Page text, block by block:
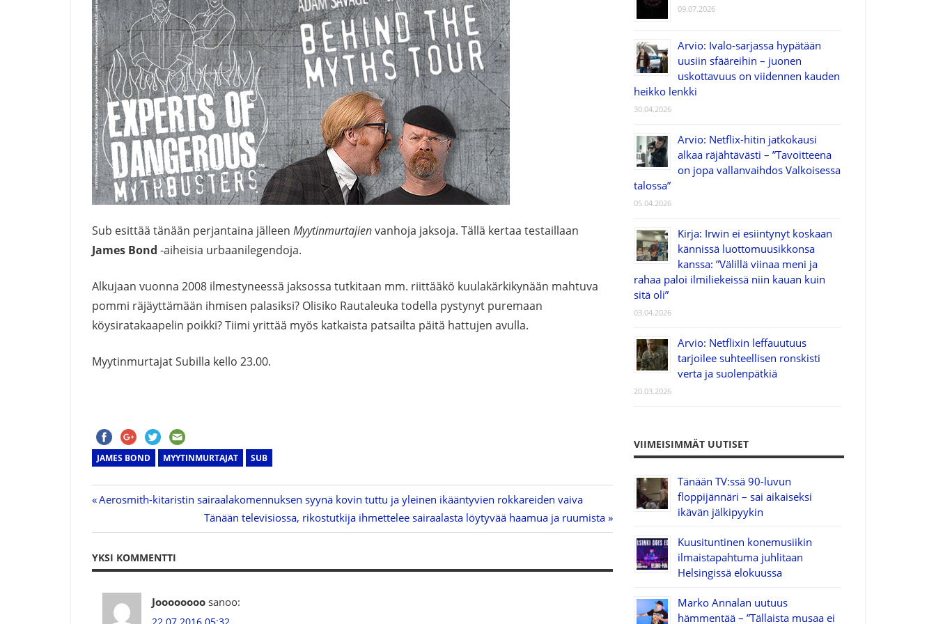
Sub esittää tänään perjantaina jälleen Myytinmurtajienvanhoja jaksoja. Tällä kertaa testaillaan
James Bond -aiheisia urbaanilegendoja.
Alkujaan vuonna 2008 ilmestyneessä jaksossa tutkitaan mm. riittääkö kuulakärkikynään mahtuva
pommi räjäyttämään ihmisen palasiksi? Olisiko Rautaleuka todella pystynyt puremaan
köysiratakaapelin poikki? Tiimi yrittää myös katkaista patsailta päitä hattujen avulla.
Myytinmurtajat Subilla kello 23.00.
JAMES BOND MYYTINMURTAJAT SUB
Previous
Aerosmith-kitaristin sairaalakomennuksen syynä kovin tuttu ja yleinen ikääntyvien rokkareiden vaiva
Next
Post:
Tänään televisiossa, rikostutkija ihmettelee sairaalasta löytyvää haamua ja ruumista
YKSI KOMMENTTI
Joooooooo sanoo:
09.07.2026
Arvio: Ivalo-sarjassa hypätään
uusiin sfääreihin – juonen
uskottavuus on viidennen kauden
heikko lenkki
30.04.2026
Arvio: Netflix-hitin jatkokausi
alkaa räjähtävästi – ”Tavoitteena
on jopa vallanvaihdos Valkoisessa
talossa”
05.04.2026
Kirja: Irwin ei esiintynyt koskaan
kännissä luottomuusikkonsa
kanssa: ”Välillä viinaa meni ja
rahaa paloi ilmiliekeissä niin kauan kuin
sitä oli”
03.04.2026
Arvio: Netflixin leffauutuus
tarjoilee suhteellisen ronskisti
verta ja suolenpätkiä
20.03.2026
VIIMEISIMMÄT UUTISET
Tänään TV:ssä 90-luvun
floppijännäri – sai aikaiseksi
ikävän jälkipyykin
Kuusituntinen konemusiikin
ilmaistapahtuma juhlitaan
Helsingissä elokuussa
Marko Annalan uutuus
hämmentää – ”Tällaista musaa ei